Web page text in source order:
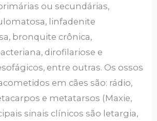
ou secundárias,
linfadenite
bronquite crônica,
dirofilariose e
entre outras. Os ossos
em cães são: rádio,
e metatarsos (Maxie,
sinais clínicos são letargia,